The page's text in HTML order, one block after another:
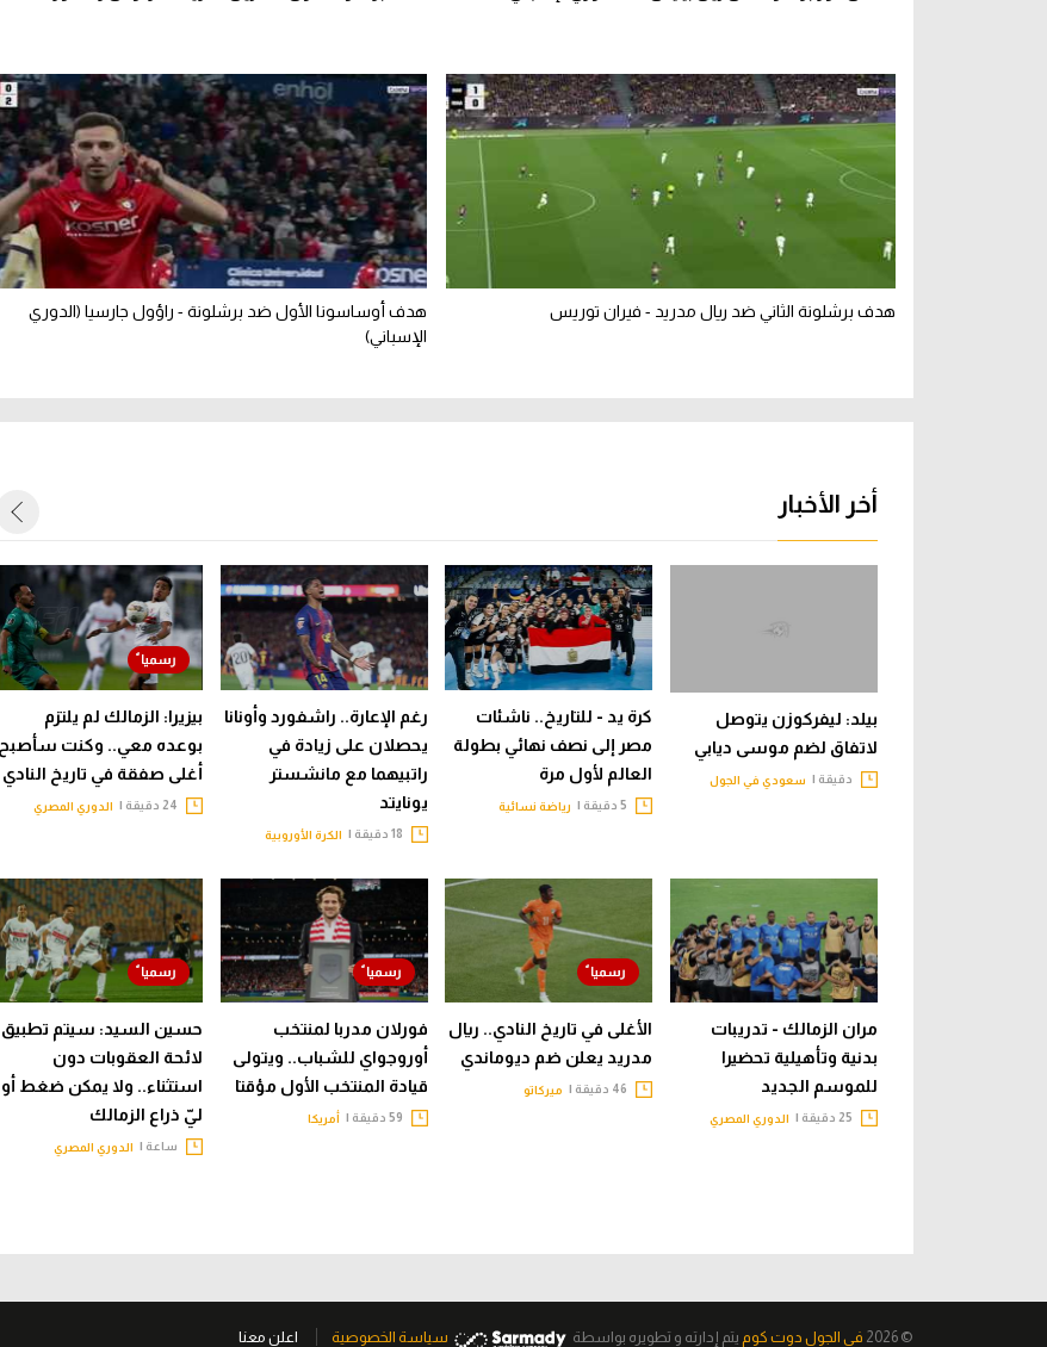
هدف برشلونة الثاني ضد ريال مدريد - فيران توريس
هدف أوساسونا الأول ضد برشلونة - راؤول جارسيا (الدوري
الإسباني)
أخر الأخبار
بيلد: ليفركوزن يتوصل
لاتفاق لضم موسى ديابي
دقيقة | سعودي في الجول
كرة يد - للتاريخ.. ناشئات
مصر إلى نصف نهائي بطولة
العالم لأول مرة
رياضة نسائية
رغم الإعارة.. راشفورد وأونانا
يحصلان على زيادة في
راتبيهما مع مانشستر
يونايتد
الكرة الأوروبية
بيزيرا: الزمالك لم يلتزم
بوعده معي.. وكنت سأصبح
أغلى صفقة في تاريخ النادي
الدوري المصري
مران الزمالك - تدريبات
بدنية وتأهيلية تحضيرا
للموسم الجديد
الدوري المصري
الأغلى في تاريخ النادي.. ريال
مدريد يعلن ضم ديوماندي
ميركاتو
فورلان مدربا لمنتخب
أوروجواي للشباب.. ويتولى
قيادة المنتخب الأول مؤقتا
أمريكا
حسين السيد: سيتم تطبيق
لائحة العقوبات دون
استثناء.. ولا يمكن ضغط أو
ليّ ذراع الزمالك
ساعة | الدوري المصري
© 2026 فى الجول دوت كوم يتم إدارته و تطويره بواسطة سياسة الخصوصية اعلن معنا